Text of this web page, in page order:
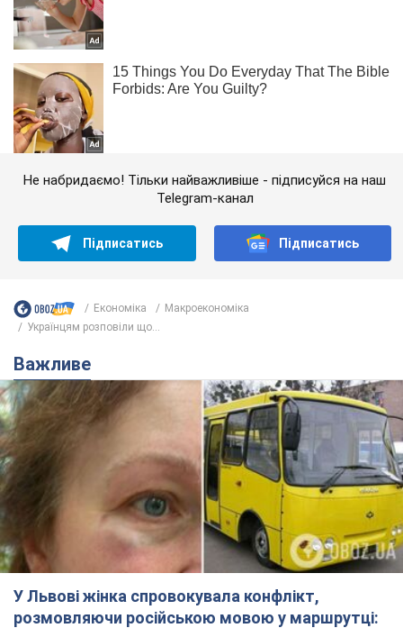
Не набридаємо! Тільки найважливіше - підписуйся на наш
Telegram-канал
Підписатись Підписатись
Економіка
Mакроекономіка
Українцям розповіли що...
Важливе
У Львові жінка спровокувала конфлікт,
розмовляючи російською мовою у маршрутці: